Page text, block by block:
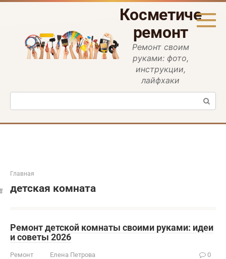
Перейти
ремонт
Ремонт своим
руками: фото,
инструкции,
лайфхаки
Поиск:
Главная
детская комната
Ремонт детской комнаты своими руками: идеи
и советы 2026
Ремонт Елена Петрова 0